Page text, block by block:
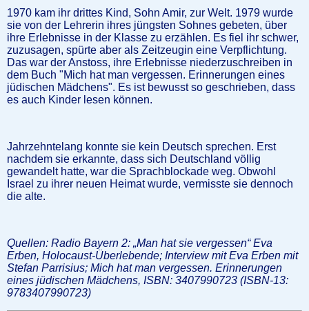
1970 kam ihr drittes Kind, Sohn Amir, zur Welt. 1979 wurde
sie von der Lehrerin ihres jüngsten Sohnes gebeten, über
ihre Erlebnisse in der Klasse zu erzählen. Es fiel ihr schwer,
zuzusagen, spürte aber als Zeitzeugin eine Verpflichtung.
Das war der Anstoss, ihre Erlebnisse niederzuschreiben in
dem Buch "Mich hat man vergessen. Erinnerungen eines
jüdischen Mädchens". Es ist bewusst so geschrieben, dass
es auch Kinder lesen können.
Jahrzehntelang konnte sie kein Deutsch sprechen. Erst
nachdem sie erkannte, dass sich Deutschland völlig
gewandelt hatte, war die Sprachblockade weg. Obwohl
Israel zu ihrer neuen Heimat wurde, vermisste sie dennoch
die alte.
Quellen: Radio Bayern 2: „Man hat sie vergessen“ Eva
Erben, Holocaust-Überlebende; Interview mit Eva Erben mit
Stefan Parrisius; Mich hat man vergessen. Erinnerungen
eines jüdischen Mädchens, ISBN: 3407990723 (ISBN-13:
9783407990723)